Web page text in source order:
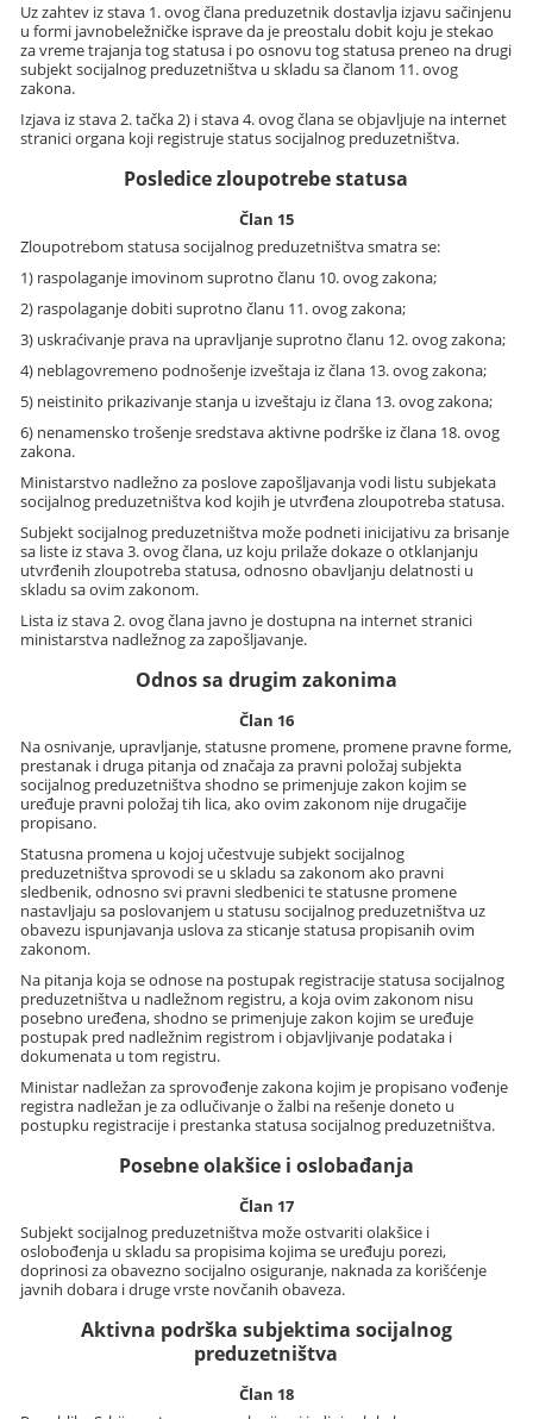
Uz zahtev iz stava 1. ovog člana preduzetnik dostavlja izjavu sačinjenu
u formi javnobeležničke isprave da je preostalu dobit koju je stekao
za vreme trajanja tog statusa i po osnovu tog statusa preneo na drugi
subjekt socijalnog preduzetništva u skladu sa članom 11. ovog
zakona.
Izjava iz stava 2. tačka 2) i stava 4. ovog člana se objavljuje na internet
stranici organa koji registruje status socijalnog preduzetništva.
Posledice zloupotrebe statusa
Član 15
Zloupotrebom statusa socijalnog preduzetništva smatra se:
1) raspolaganje imovinom suprotno članu 10. ovog zakona;
2) raspolaganje dobiti suprotno članu 11. ovog zakona;
3) uskraćivanje prava na upravljanje suprotno članu 12. ovog zakona;
4) neblagovremeno podnošenje izveštaja iz člana 13. ovog zakona;
5) neistinito prikazivanje stanja u izveštaju iz člana 13. ovog zakona;
6) nenamensko trošenje sredstava aktivne podrške iz člana 18. ovog
zakona.
Ministarstvo nadležno za poslove zapošljavanja vodi listu subjekata
socijalnog preduzetništva kod kojih je utvrđena zloupotreba statusa.
Subjekt socijalnog preduzetništva može podneti inicijativu za brisanje
sa liste iz stava 3. ovog člana, uz koju prilaže dokaze o otklanjanju
utvrđenih zloupotreba statusa, odnosno obavljanju delatnosti u
skladu sa ovim zakonom.
Lista iz stava 2. ovog člana javno je dostupna na internet stranici
ministarstva nadležnog za zapošljavanje.
Odnos sa drugim zakonima
Član 16
Na osnivanje, upravljanje, statusne promene, promene pravne forme,
prestanak i druga pitanja od značaja za pravni položaj subjekta
socijalnog preduzetništva shodno se primenjuje zakon kojim se
uređuje pravni položaj tih lica, ako ovim zakonom nije drugačije
propisano.
Statusna promena u kojoj učestvuje subjekt socijalnog
preduzetništva sprovodi se u skladu sa zakonom ako pravni
sledbenik, odnosno svi pravni sledbenici te statusne promene
nastavljaju sa poslovanjem u statusu socijalnog preduzetništva uz
obavezu ispunjavanja uslova za sticanje statusa propisanih ovim
zakonom.
Na pitanja koja se odnose na postupak registracije statusa socijalnog
preduzetništva u nadležnom registru, a koja ovim zakonom nisu
posebno uređena, shodno se primenjuje zakon kojim se uređuje
postupak pred nadležnim registrom i objavljivanje podataka i
dokumenata u tom registru.
Ministar nadležan za sprovođenje zakona kojim je propisano vođenje
registra nadležan je za odlučivanje o žalbi na rešenje doneto u
postupku registracije i prestanka statusa socijalnog preduzetništva.
Posebne olakšice i oslobađanja
Član 17
Subjekt socijalnog preduzetništva može ostvariti olakšice i
oslobođenja u skladu sa propisima kojima se uređuju porezi,
doprinosi za obavezno socijalno osiguranje, naknada za korišćenje
javnih dobara i druge vrste novčanih obaveza.
Aktivna podrška subjektima socijalnog
preduzetništva
Član 18